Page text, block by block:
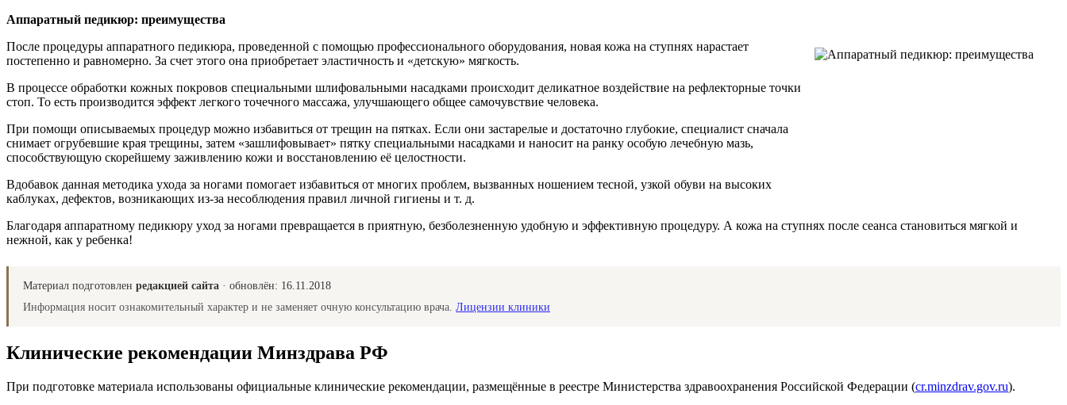
Аппаратный педикюр: преимущества
После процедуры аппаратного педикюра, проведенной с помощью профессионального оборудования, новая кожа на ступнях нарастает
постепенно и равномерно. За счет этого она приобретает эластичность и «детскую» мягкость.
В процессе обработки кожных покровов специальными шлифовальными насадками происходит деликатное воздействие на рефлекторные точки
стоп. То есть производится эффект легкого точечного массажа, улучшающего общее самочувствие человека.
При помощи описываемых процедур можно избавиться от трещин на пятках. Если они застарелые и достаточно глубокие, специалист сначала
снимает огрубевшие края трещины, затем «зашлифовывает» пятку специальными насадками и наносит на ранку особую лечебную мазь,
способствующую скорейшему заживлению кожи и восстановлению её целостности.
Вдобавок данная методика ухода за ногами помогает избавиться от многих проблем, вызванных ношением тесной, узкой обуви на высоких
каблуках, дефектов, возникающих из-за несоблюдения правил личной гигиены и т. д.
Благодаря аппаратному педикюру уход за ногами превращается в приятную, безболезненную удобную и эффективную процедуру. А кожа на ступнях после сеанса становиться мягкой и
нежной, как у ребенка!
Материал подготовлен редакцией сайта · обновлён: 16.11.2018
Информация носит ознакомительный характер и не заменяет очную консультацию врача. Лицензии клиники
Клинические рекомендации Минздрава РФ
При подготовке материала использованы официальные клинические рекомендации, размещённые в реестре Министерства здравоохранения Российской Федерации (cr.minzdrav.gov.ru).